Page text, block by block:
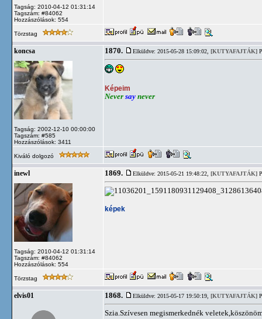
Tagság: 2010-04-12 01:31:14
Tagszám: #84062
Hozzászólások: 554
Törzstag
koncsa
Tagság: 2002-12-10 00:00:00
Tagszám: #585
Hozzászólások: 3411
1870. Elküldve: 2015-05-28 15:09:02, [KUTYAFAJTÁK]
Képeim
Never say never
Kiváló dolgozó
inewl
Tagság: 2010-04-12 01:31:14
Tagszám: #84062
Hozzászólások: 554
1869. Elküldve: 2015-05-21 19:48:22, [KUTYAFAJTÁK]
képek
Törzstag
elvis01 1868. Elküldve: 2015-05-17 19:50:19, [KUTYAFAJTÁK]
Szia.Szívesen megismerkednék